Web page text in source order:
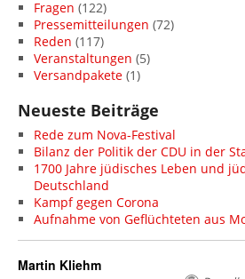
Fragen (122)
Pressemitteilungen (72)
Reden (117)
Veranstaltungen (5)
Versandpakete (1)
Neueste Beiträge
Rede zum Nova-Festival
Bilanz der Politik der CDU in der
1700 Jahre jüdisches Leben und
Deutschland
Kampf gegen Corona
Aufnahme von Geflüchteten aus
Martin Kliehm